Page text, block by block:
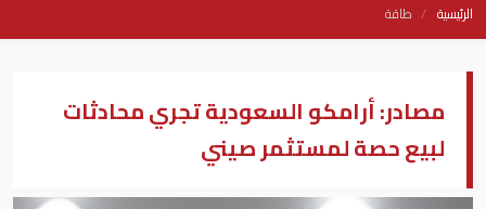
الرئيسية طاقة
مصادر:‭ ‬أرامكو السعودية تجري محادثات
لبيع حصة لمستثمر صيني